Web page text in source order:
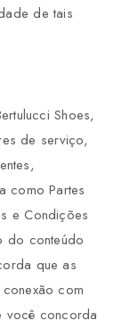
de tais
Shoes,
de serviço,
como Partes
e Condições
do conteúdo
que as
com
você concorda